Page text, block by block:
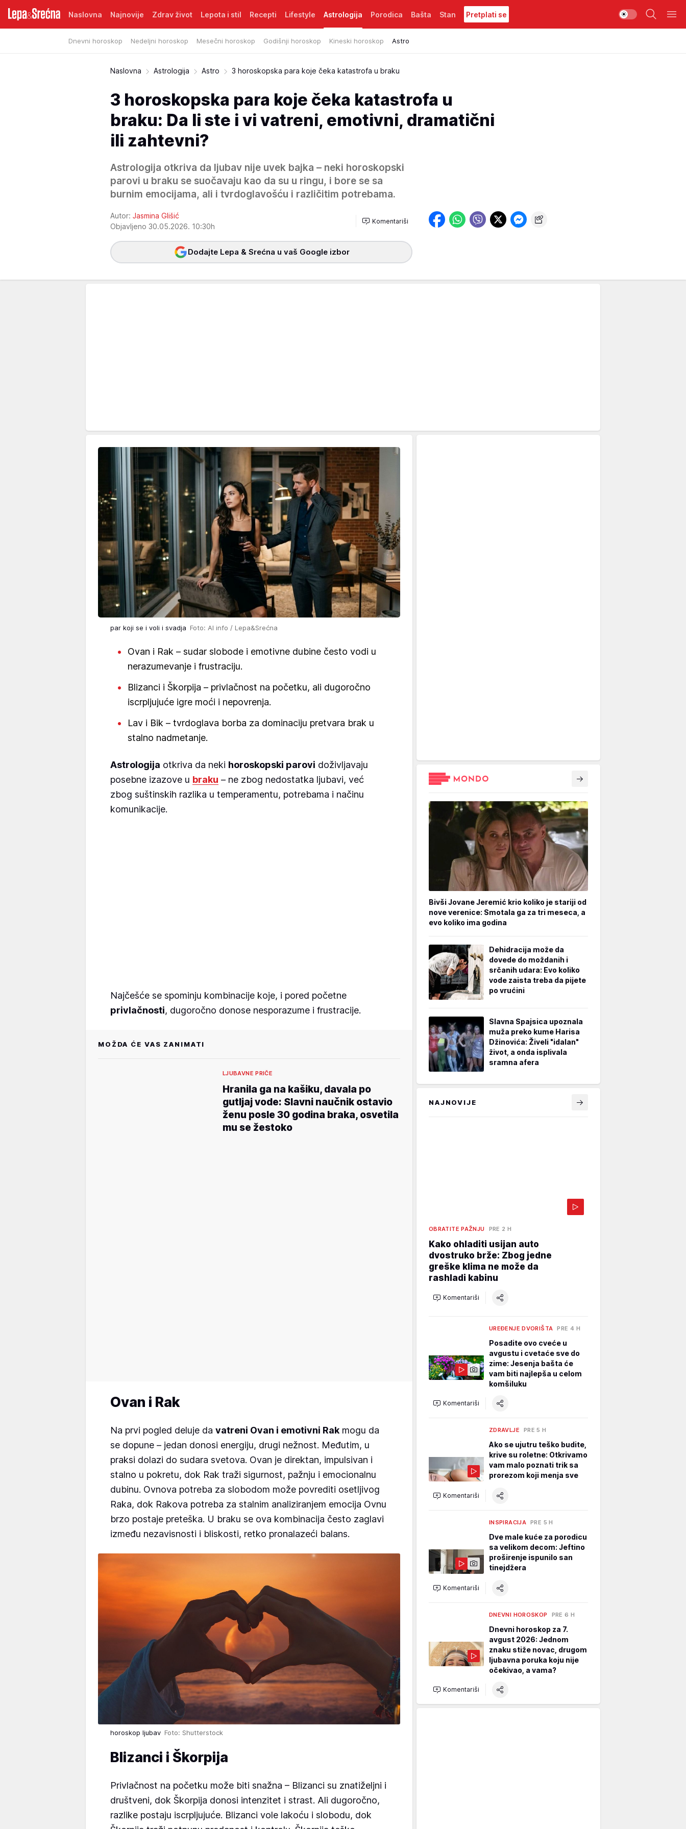
Naslovna Najnovije Zdrav život Lepota i stil Recepti Lifestyle Astrologija
Dnevni horoskop Nedeljni horoskop Mesečni horoskop Godišnji horoskop Kineski horoskop Astro
Porodica Bašta Stan Pretplati se
Naslovna Astrologija Astro 3 horoskopska para koje čeka katastrofa u braku
3 horoskopska para koje čeka katastrofa u
braku: Da li ste i vi vatreni, emotivni, dramatični
ili zahtevni?
Astrologija otkriva da ljubav nije uvek bajka – neki horoskopski
parovi u braku se suočavaju kao da su u ringu, i bore se sa
burnim emocijama, ali i tvrdoglavošću i različitim potrebama.
Autor: Jasmina Glišić
Objavljeno 30.05.2026. 10:30h
Komentariši
Dodajte Lepa & Srećna u vaš Google izbor
par koji se i voli i svadja Foto: AI info / Lepa&Srećna
Ovan i Rak – sudar slobode i emotivne dubine često vodi u
nerazumevanje i frustraciju.
Blizanci i Škorpija – privlačnost na početku, ali dugoročno
iscrpljujuće igre moći i nepovrenja.
Lav i Bik – tvrdoglava borba za dominaciju pretvara brak u
stalno nadmetanje.
Astrologija otkriva da neki horoskopski parovi doživljavaju
posebne izazove u braku – ne zbog nedostatka ljubavi, već
zbog suštinskih razlika u temperamentu, potrebama i načinu
komunikacije.
Najčešće se spominju kombinacije koje, i pored početne
privlačnosti, dugoročno donose nesporazume i frustracije.
MOŽDA ĆE VAS ZANIMATI
LJUBAVNE PRIČE
Hranila ga na kašiku, davala po
gutljaj vode: Slavni naučnik ostavio
ženu posle 30 godina braka, osvetila
mu se žestoko
Ovan i Rak
Na prvi pogled deluje da vatreni Ovan i emotivni Rak mogu da
se dopune – jedan donosi energiju, drugi nežnost. Međutim, u
praksi dolazi do sudara svetova. Ovan je direktan, impulsivan i
stalno u pokretu, dok Rak traži sigurnost, pažnju i emocionalnu
dubinu. Ovnova potreba za slobodom može povrediti osetljivog
Raka, dok Rakova potreba za stalnim analiziranjem emocija Ovnu
brzo postaje preteška. U braku se ova kombinacija često zaglavi
između nezavisnosti i bliskosti, retko pronalazeći balans.
horoskop ljubav Foto: Shutterstock
Blizanci i Škorpija
Privlačnost na početku može biti snažna – Blizanci su znatiželjni i
društveni, dok Škorpija donosi intenzitet i strast. Ali dugoročno,
razlike postaju iscrpljujuće. Blizanci vole lakoću i slobodu, dok
Bivši Jovane Jeremić krio koliko je stariji od
nove verenice: Smotala ga za tri meseca, a
evo koliko ima godina
Dehidracija može da
dovede do moždanih i
srčanih udara: Evo koliko
vode zaista treba da pijete
po vrućini
Slavna Spajsica upoznala
muža preko kume Harisa
Džinovića: Živeli "idalan"
život, a onda isplivala
sramna afera
NAJNOVIJE
OBRATITE PAŽNJU PRE 2 H
Kako ohladiti usijan auto
dvostruko brže: Zbog jedne
greške klima ne može da
rashladi kabinu
Komentariši
UREĐENJE DVORIŠTA PRE 4 H
Posadite ovo cveće u
avgustu i cvetaće sve do
zime: Jesenja bašta će
vam biti najlepša u celom
komšiluku
Komentariši
ZDRAVLJE PRE 5 H
Ako se ujutru teško budite,
krive su roletne: Otkrivamo
vam malo poznati trik sa
prorezom koji menja sve
Komentariši
INSPIRACIJA PRE 5 H
Dve male kuće za porodicu
sa velikom decom: Jeftino
proširenje ispunilo san
tinejdžera
Komentariši
DNEVNI HOROSKOP PRE 6 H
Dnevni horoskop za 7.
avgust 2026: Jednom
znaku stiže novac, drugom
ljubavna poruka koju nije
očekivao, a vama?
Komentariši